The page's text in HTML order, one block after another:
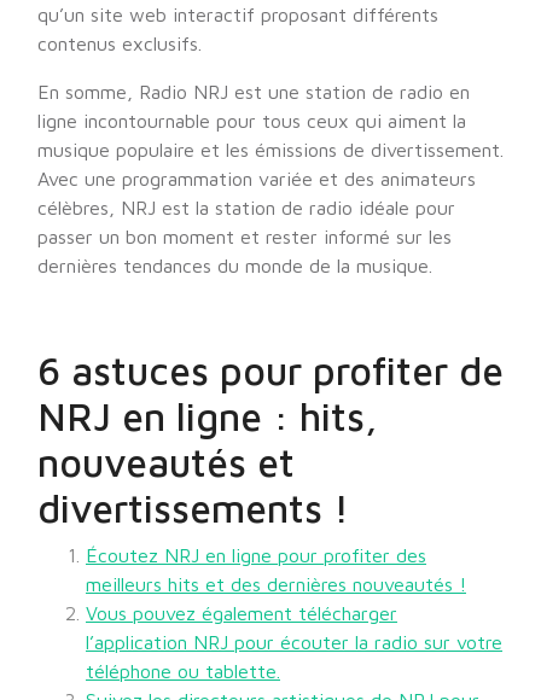
qu’un site web interactif proposant différents
contenus exclusifs.
En somme, Radio NRJ est une station de radio en
ligne incontournable pour tous ceux qui aiment la
musique populaire et les émissions de divertissement.
Avec une programmation variée et des animateurs
célèbres, NRJ est la station de radio idéale pour
passer un bon moment et rester informé sur les
dernières tendances du monde de la musique.
6 astuces pour profiter de
NRJ en ligne : hits,
nouveautés et
divertissements !
Écoutez NRJ en ligne pour profiter des
meilleurs hits et des dernières nouveautés !
Vous pouvez également télécharger
l’application NRJ pour écouter la radio sur votre
téléphone ou tablette.